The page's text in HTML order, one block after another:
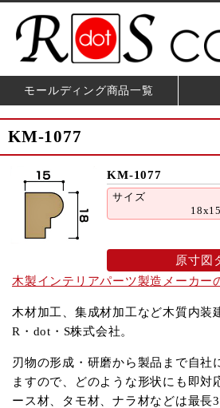
モールディング商品一覧
KM-1077
KM-1077
サイズ
18x15
原寸図
木製インテリアパーツ製造メーカー
木材加工、集成材加工など木質内装
R・dot・S株式会社。
刃物の形成・研磨から製品まで自社
ますので、どのような形状にも即対
ース材、タモ材、ナラ材などは最長